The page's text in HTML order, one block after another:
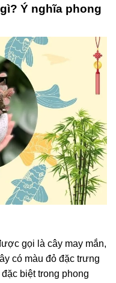
Ý nghĩa phong
gọi là cây may mắn,
có màu đỏ đặc trưng
biệt trong phong